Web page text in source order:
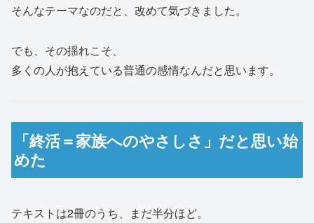
そんなテーマなのだと、改めて気づきました。
でも、その揺れこそ、
多くの人が抱えている普通の感情なんだと思います。
「終活＝家族へのやさしさ」だと思い始
めた
テキストは2冊のうち、まだ半分ほど。